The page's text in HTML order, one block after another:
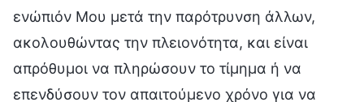
ενώπιόν Μου μετά την παρότρυνση άλλων,
ακολουθώντας την πλειονότητα, και είναι
απρόθυμοι να πληρώσουν το τίμημα ή να
επενδύσουν τον απαιτούμενο χρόνο για να